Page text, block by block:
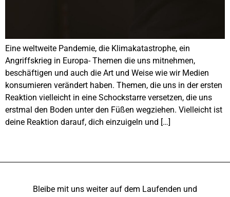
Eine weltweite Pandemie, die Klimakatastrophe, ein
Angriffskrieg in Europa- Themen die uns mitnehmen,
beschäftigen und auch die Art und Weise wie wir Medien
konsumieren verändert haben. Themen, die uns in der ersten
Reaktion vielleicht in eine Schockstarre versetzen, die uns
erstmal den Boden unter den Füßen wegziehen. Vielleicht ist
deine Reaktion darauf, dich einzuigeln und […]
Bleibe mit uns weiter auf dem Laufenden und